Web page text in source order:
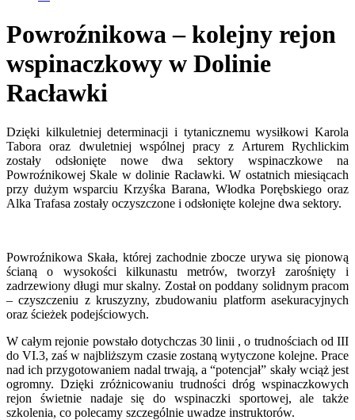
Powroźnikowa – kolejny rejon
wspinaczkowy w Dolinie
Racławki
Dzięki kilkuletniej determinacji i tytanicznemu wysiłkowi Karola
Tabora oraz dwuletniej wspólnej pracy z Arturem Rychlickim
zostały odsłonięte nowe dwa sektory wspinaczkowe na
Powroźnikowej Skale w dolinie Racławki. W ostatnich miesiącach
przy dużym wsparciu Krzyśka Barana, Włodka Porębskiego oraz
Alka Trafasa zostały oczyszczone i odsłonięte kolejne dwa sektory.
Powroźnikowa Skała, której zachodnie zbocze urywa się pionową
ścianą o wysokości kilkunastu metrów, tworzył zarośnięty i
zadrzewiony długi mur skalny. Został on poddany solidnym pracom
– czyszczeniu z kruszyzny, zbudowaniu platform asekuracyjnych
oraz ścieżek podejściowych.
W całym rejonie powstało dotychczas 30 linii , o trudnościach od III
do VI.3, zaś w najbliższym czasie zostaną wytyczone kolejne. Prace
nad ich przygotowaniem nadal trwają, a “potencjał” skały wciąż jest
ogromny. Dzięki zróżnicowaniu trudności dróg wspinaczkowych
rejon świetnie nadaje się do wspinaczki sportowej, ale także
szkolenia, co polecamy szczególnie uwadze instruktorów.